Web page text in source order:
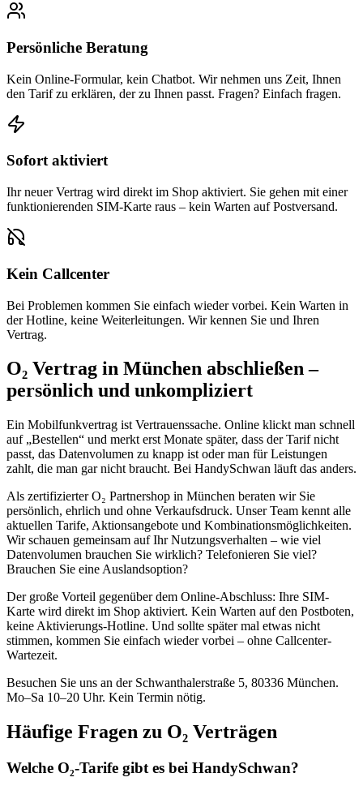
Persönliche Beratung
Kein Online-Formular, kein Chatbot. Wir nehmen uns Zeit, Ihnen
den Tarif zu erklären, der zu Ihnen passt. Fragen? Einfach fragen.
Sofort aktiviert
Ihr neuer Vertrag wird direkt im Shop aktiviert. Sie gehen mit einer
funktionierenden SIM-Karte raus – kein Warten auf Postversand.
Kein Callcenter
Bei Problemen kommen Sie einfach wieder vorbei. Kein Warten in
der Hotline, keine Weiterleitungen. Wir kennen Sie und Ihren
Vertrag.
O₂ Vertrag in München abschließen –
persönlich und unkompliziert
Ein Mobilfunkvertrag ist Vertrauenssache. Online klickt man schnell
auf „Bestellen“ und merkt erst Monate später, dass der Tarif nicht
passt, das Datenvolumen zu knapp ist oder man für Leistungen
zahlt, die man gar nicht braucht. Bei HandySchwan läuft das anders.
Als zertifizierter O₂ Partnershop in München beraten wir Sie
persönlich, ehrlich und ohne Verkaufsdruck. Unser Team kennt alle
aktuellen Tarife, Aktionsangebote und Kombinationsmöglichkeiten.
Wir schauen gemeinsam auf Ihr Nutzungsverhalten – wie viel
Datenvolumen brauchen Sie wirklich? Telefonieren Sie viel?
Brauchen Sie eine Auslandsoption?
Der große Vorteil gegenüber dem Online-Abschluss: Ihre SIM-
Karte wird direkt im Shop aktiviert. Kein Warten auf den Postboten,
keine Aktivierungs-Hotline. Und sollte später mal etwas nicht
stimmen, kommen Sie einfach wieder vorbei – ohne Callcenter-
Wartezeit.
Besuchen Sie uns an der Schwanthalerstraße 5, 80336 München.
Mo–Sa 10–20 Uhr. Kein Termin nötig.
Häufige Fragen zu O₂ Verträgen
Welche O₂-Tarife gibt es bei HandySchwan?